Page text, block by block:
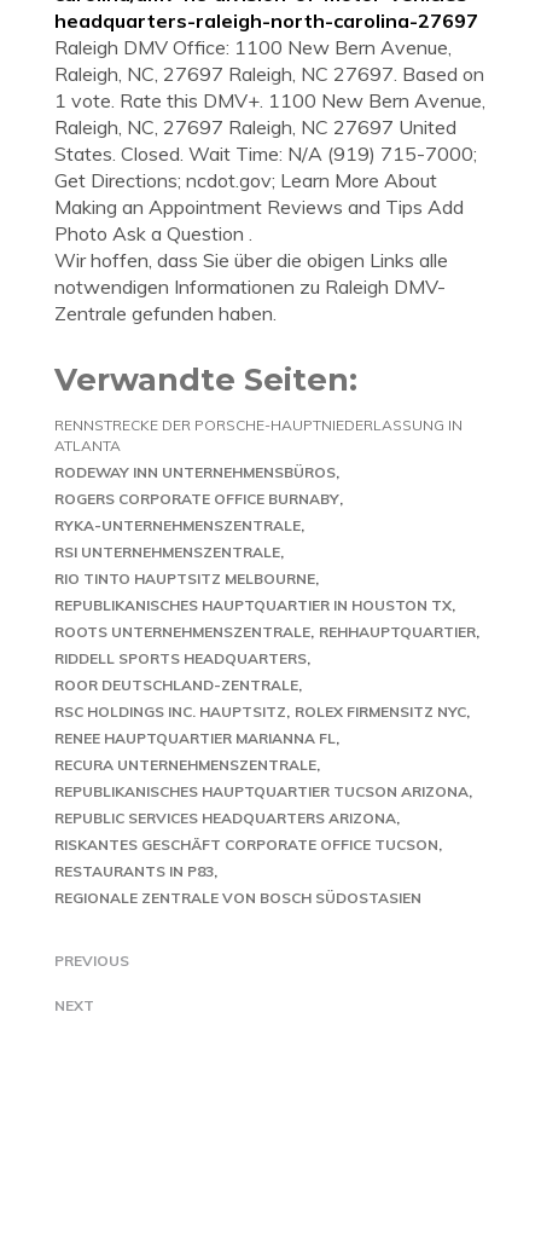
headquarters-raleigh-north-carolina-27697
Raleigh DMV Office: 1100 New Bern Avenue,
Raleigh, NC, 27697 Raleigh, NC 27697. Based on
1 vote. Rate this DMV+. 1100 New Bern Avenue,
Raleigh, NC, 27697 Raleigh, NC 27697 United
States. Closed. Wait Time: N/A (919) 715-7000;
Get Directions; ncdot.gov; Learn More About
Making an Appointment Reviews and Tips Add
Photo Ask a Question .
Wir hoffen, dass Sie über die obigen Links alle
notwendigen Informationen zu Raleigh DMV-
Zentrale gefunden haben.
Verwandte Seiten:
RENNSTRECKE DER PORSCHE-HAUPTNIEDERLASSUNG IN
ATLANTA
RODEWAY INN UNTERNEHMENSBÜROS
ROGERS CORPORATE OFFICE BURNABY
RYKA-UNTERNEHMENSZENTRALE
RSI UNTERNEHMENSZENTRALE
RIO TINTO HAUPTSITZ MELBOURNE
REPUBLIKANISCHES HAUPTQUARTIER IN HOUSTON TX
ROOTS UNTERNEHMENSZENTRALE REHHAUPTQUARTIER
RIDDELL SPORTS HEADQUARTERS
ROOR DEUTSCHLAND-ZENTRALE
RSC HOLDINGS INC. HAUPTSITZ ROLEX FIRMENSITZ NYC
RENEE HAUPTQUARTIER MARIANNA FL
RECURA UNTERNEHMENSZENTRALE
REPUBLIKANISCHES HAUPTQUARTIER TUCSON ARIZONA
REPUBLIC SERVICES HEADQUARTERS ARIZONA
RISKANTES GESCHÄFT CORPORATE OFFICE TUCSON
RESTAURANTS IN P83
REGIONALE ZENTRALE VON BOSCH SÜDOSTASIEN
PREVIOUS
NEXT